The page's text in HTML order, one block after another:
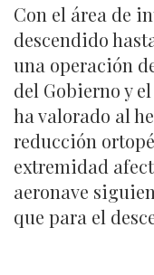
Con el área de
descendido
una operación
del Gobierno y
ha valorado al
reducción
extremidad
aeronave
que para el